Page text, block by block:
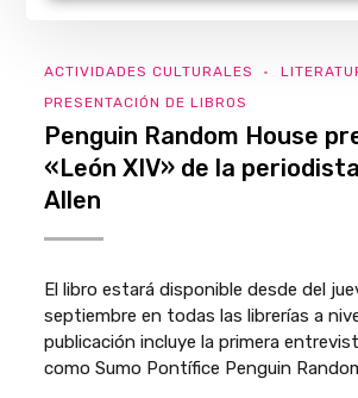
ACTIVIDADES CULTURALES
PRESENTACIÓN DE LIBROS
Penguin Random House
«León XIV» de la
Allen
El libro estará disponible desde del
septiembre en todas las librerías a
publicación incluye la primera
como Sumo Pontífice Penguin